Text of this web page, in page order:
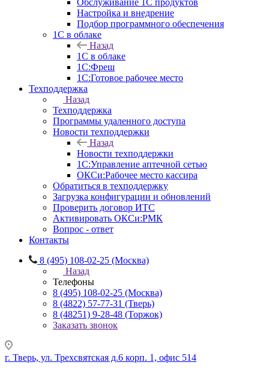
Обслуживание 1С продуктов
Настройка и внедрение
Подбор программного обеспечения
1С в облаке
Назад
1С в облаке
1C:Фреш
1C:Готовое рабочее место
Техподдержка
Назад
Техподдержка
Программы удаленного доступа
Новости техподдержки
Назад
Новости техподдержки
1С:Управление аптечной сетью
ОКСи:Рабочее место кассира
Обратиться в техподдержку
Загрузка конфигурации и обновлений
Проверить договор ИТС
Активировать ОКСи:РМК
Вопрос - ответ
Контакты
8 (495) 108-02-25 (Москва)
Назад
Телефоны
8 (495) 108-02-25 (Москва)
8 (4822) 57-77-31 (Тверь)
8 (48251) 9-28-48 (Торжок)
Заказать звонок
г. Тверь, ул. Трехсвятская д.6 корп. 1, офис 514